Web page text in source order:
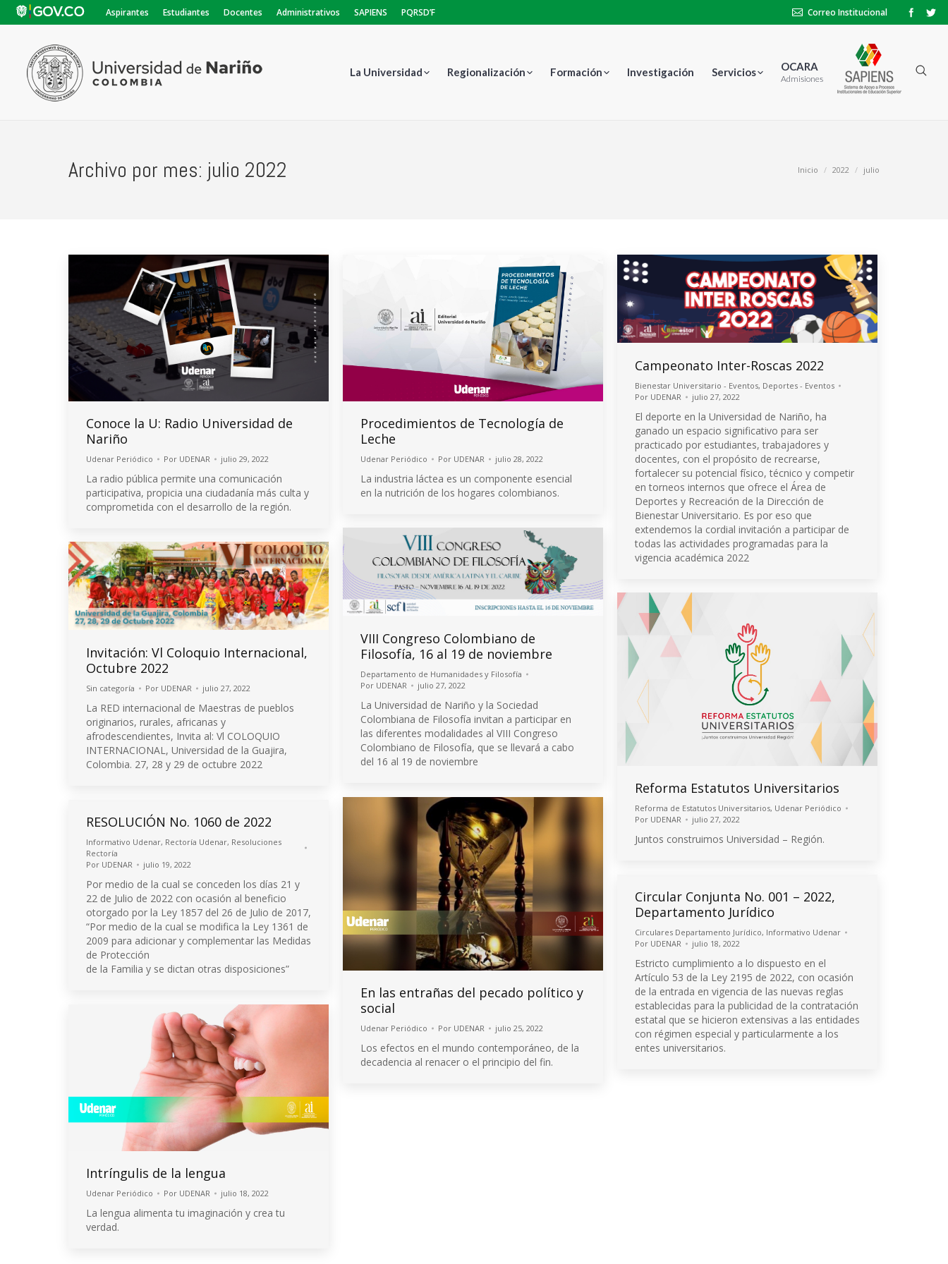
Aspirantes Estudiantes Docentes Administrativos SAPIENS PQRSD’F Correo Institucional
La Universidad Regionalización Formación Investigación Servicios OCARA
Admisiones
Archivo por mes: julio 2022 Inicio 2022 julio
Conoce la U: Radio Universidad de
Nariño
Udenar Periódico Por UDENAR julio 29, 2022
La radio pública permite una comunicación
participativa, propicia una ciudadanía más culta y
comprometida con el desarrollo de la región.
Procedimientos de Tecnología de
Leche
Udenar Periódico Por UDENAR julio 28, 2022
La industria láctea es un componente esencial
en la nutrición de los hogares colombianos.
Campeonato Inter-Roscas 2022
Bienestar Universitario - Eventos, Deportes - Eventos
Por UDENAR julio 27, 2022
El deporte en la Universidad de Nariño, ha
ganado un espacio significativo para ser
practicado por estudiantes, trabajadores y
docentes, con el propósito de recrearse,
fortalecer su potencial físico, técnico y competir
en torneos internos que ofrece el Área de
Deportes y Recreación de la Dirección de
Bienestar Universitario. Es por eso que
extendemos la cordial invitación a participar de
todas las actividades programadas para la
vigencia académica 2022
VIII Congreso Colombiano de
Filosofía, 16 al 19 de noviembre
Departamento de Humanidades y Filosofía
Por UDENAR julio 27, 2022
La Universidad de Nariño y la Sociedad
Colombiana de Filosofía invitan a participar en
las diferentes modalidades al VIII Congreso
Colombiano de Filosofía, que se llevará a cabo
del 16 al 19 de noviembre
Invitación: Vl Coloquio Internacional,
Octubre 2022
Sin categoría Por UDENAR julio 27, 2022
La RED internacional de Maestras de pueblos
originarios, rurales, africanas y
afrodescendientes, Invita al: Vl COLOQUIO
INTERNACIONAL, Universidad de la Guajira,
Colombia. 27, 28 y 29 de octubre 2022
Reforma Estatutos Universitarios
Reforma de Estatutos Universitarios, Udenar Periódico
Por UDENAR julio 27, 2022
Juntos construimos Universidad – Región.
En las entrañas del pecado político y
social
Udenar Periódico Por UDENAR julio 25, 2022
Los efectos en el mundo contemporáneo, de la
decadencia al renacer o el principio del fin.
RESOLUCIÓN No. 1060 de 2022
Informativo Udenar, Rectoría Udenar, Resoluciones
Rectoría
Por UDENAR julio 19, 2022
Por medio de la cual se conceden los días 21 y
22 de Julio de 2022 con ocasión al beneficio
otorgado por la Ley 1857 del 26 de Julio de 2017,
“Por medio de la cual se modifica la Ley 1361 de
2009 para adicionar y complementar las Medidas
de Protección
de la Familia y se dictan otras disposiciones”
Circular Conjunta No. 001 – 2022,
Departamento Jurídico
Circulares Departamento Jurídico, Informativo Udenar
Por UDENAR julio 18, 2022
Estricto cumplimiento a lo dispuesto en el
Artículo 53 de la Ley 2195 de 2022, con ocasión
de la entrada en vigencia de las nuevas reglas
establecidas para la publicidad de la contratación
estatal que se hicieron extensivas a las entidades
con régimen especial y particularmente a los
entes universitarios.
Intríngulis de la lengua
Udenar Periódico Por UDENAR julio 18, 2022
La lengua alimenta tu imaginación y crea tu
verdad.